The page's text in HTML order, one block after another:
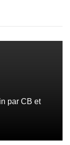
par CB et